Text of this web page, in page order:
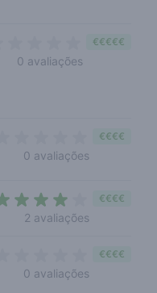
0 avaliações
€€€€€
0 avaliações
€€€€
2 avaliações
€€€€
0 avaliações
€€€€